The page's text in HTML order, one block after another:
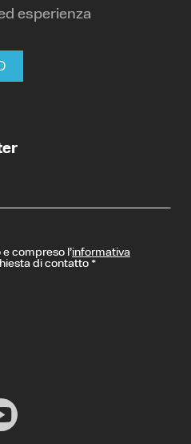
esperienza
compreso l’informativa
di contatto *